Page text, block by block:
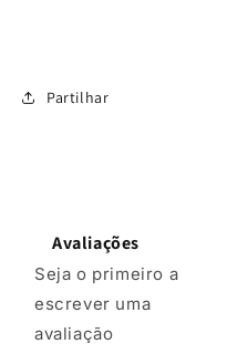
Partilhar
Avaliações
Seja o primeiro a
escrever uma
avaliação